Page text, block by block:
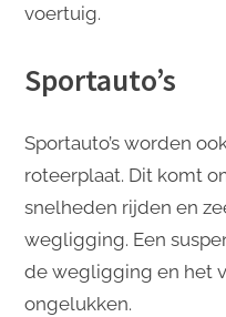
voertuig.
Sportauto’s
Sportauto’s worden
roteerplaat. Dit komt
snelheden rijden en
wegligging. Een
de wegligging en het
ongelukken.